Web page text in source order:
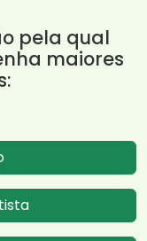
pela qual
maiores